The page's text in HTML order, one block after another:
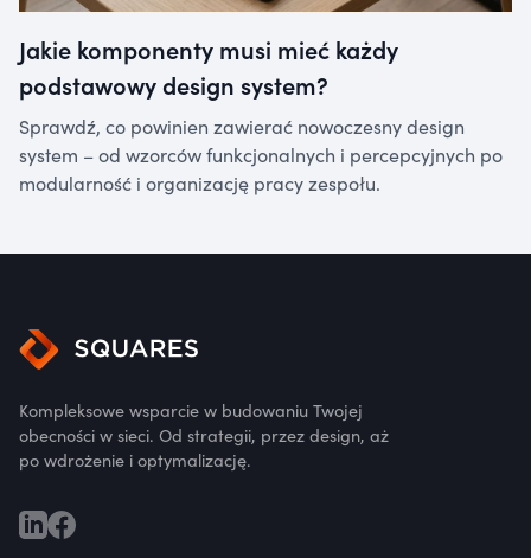
Jakie komponenty musi mieć każdy
podstawowy design system?
Sprawdź, co powinien zawierać nowoczesny design
system – od wzorców funkcjonalnych i percepcyjnych po
modularność i organizację pracy zespołu.
Kompleksowe wsparcie w budowaniu Twojej
obecności w sieci. Od strategii, przez design, aż
po wdrożenie i optymalizację.